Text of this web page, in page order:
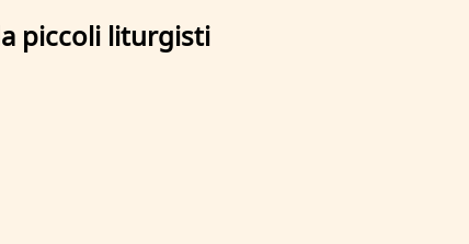
piccoli liturgisti